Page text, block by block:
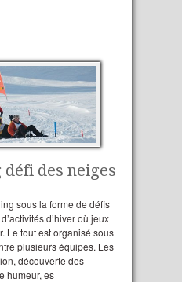
des neiges
sous la forme de défis
d’hiver où jeux
Le tout est organisé sous
plusieurs équipes. Les
découverte des
humeur, es